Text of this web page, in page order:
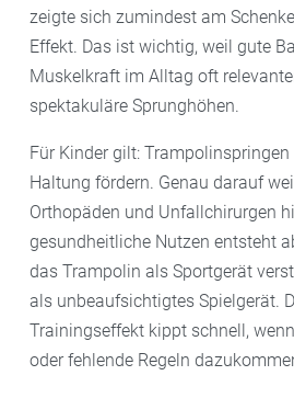
zeigte sich zumindest am
Effekt. Das ist wichtig, weil gute
Muskelkraft im Alltag oft
spektakuläre Sprunghöhen.
Für Kinder gilt:
Haltung fördern. Genau darauf
Orthopäden und Unfallchirurgen
gesundheitliche Nutzen entsteht
das Trampolin als Sportgerät
als unbeaufsichtigtes Spielgerät.
Trainingseffekt kippt schnell,
oder fehlende Regeln